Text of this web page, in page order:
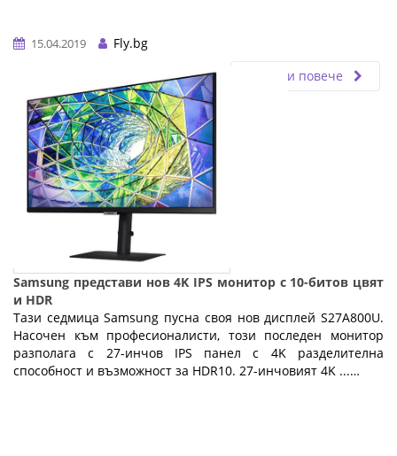
15.04.2019
Fly.bg
Прочети повече
Samsung представи нов 4K IPS монитор с 10-битов цвят
и HDR
Тази седмица Samsung пусна своя нов дисплей S27A800U.
Насочен към професионалисти, този последен монитор
разполага с 27-инчов IPS панел с 4K разделителна
способност и възможност за HDR10. 27-инчовият 4K ...…